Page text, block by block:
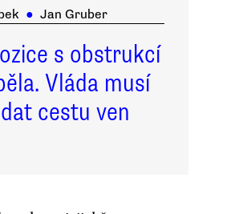
● Jan Gruber
s obstrukcí
Vláda musí
cestu ven